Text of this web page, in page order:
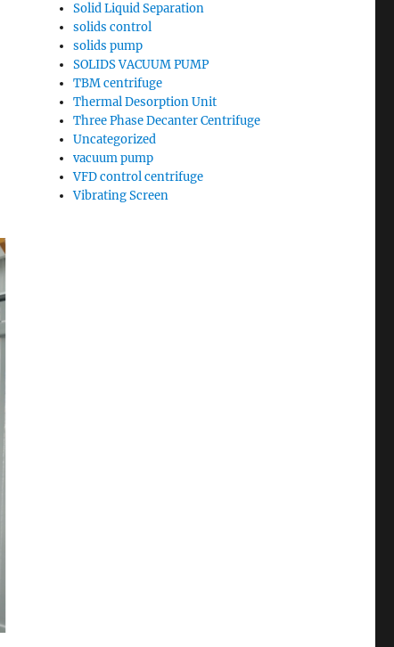
Solid Liquid Separation
solids control
solids pump
SOLIDS VACUUM PUMP
TBM centrifuge
Thermal Desorption Unit
Three Phase Decanter Centrifuge
Uncategorized
vacuum pump
VFD control centrifuge
Vibrating Screen